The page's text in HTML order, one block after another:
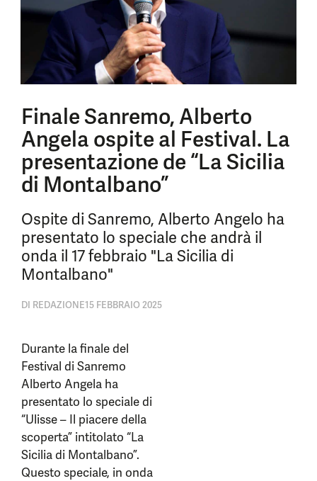
Finale Sanremo, Alberto
Angela ospite al Festival. La
presentazione de “La Sicilia
di Montalbano”
Ospite di Sanremo, Alberto Angelo ha
presentato lo speciale che andrà il
onda il 17 febbraio "La Sicilia di
Montalbano"
DI REDAZIONE15 FEBBRAIO 2025
Durante la finale del
Festival di Sanremo
Alberto Angela ha
presentato lo speciale di
“Ulisse – Il piacere della
scoperta” intitolato “La
Sicilia di Montalbano”.
Questo speciale, in onda